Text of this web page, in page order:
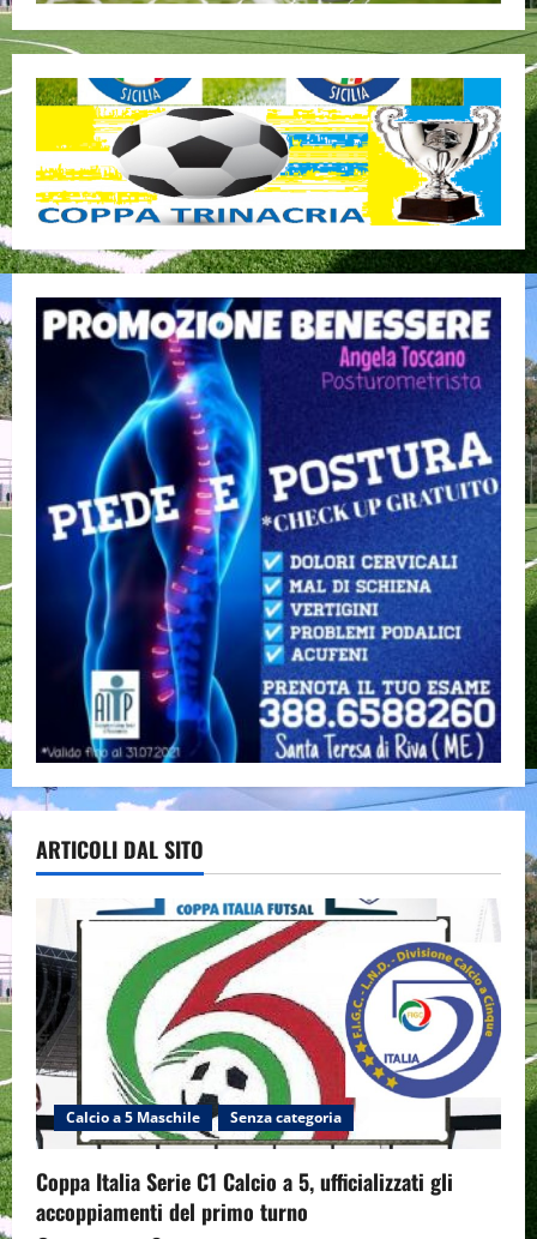
ARTICOLI DAL SITO
Calcio a 5 Maschile Senza categoria
Coppa Italia Serie C1 Calcio a 5, ufficializzati gli
accoppiamenti del primo turno